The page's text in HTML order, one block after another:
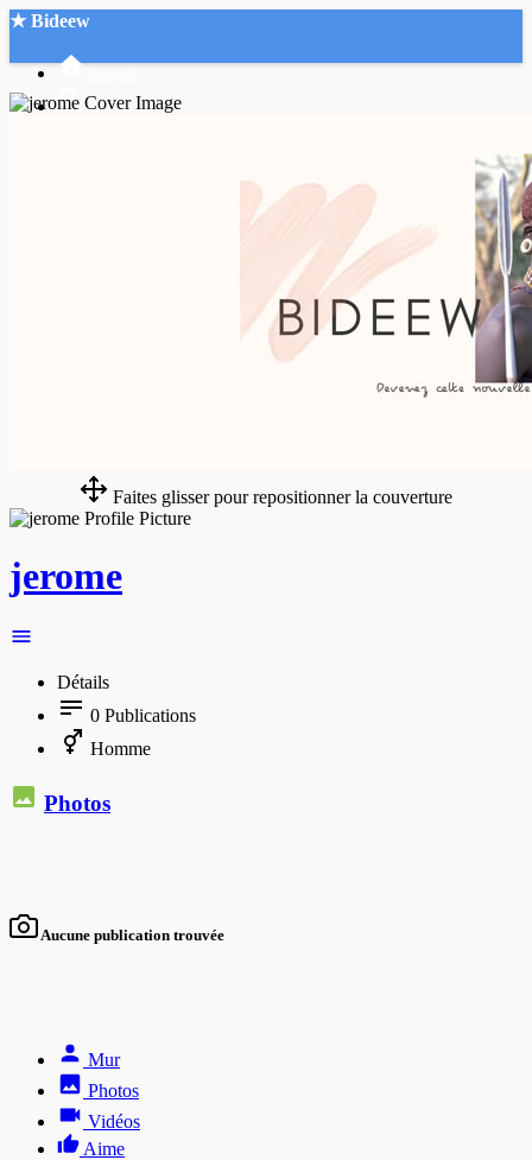
★ Bideew
Faites glisser pour repositionner la couverture
jerome
Détails
0 Publications
Homme
Photos
Aucune publication trouvée
Mur
Photos
Vidéos
Aime